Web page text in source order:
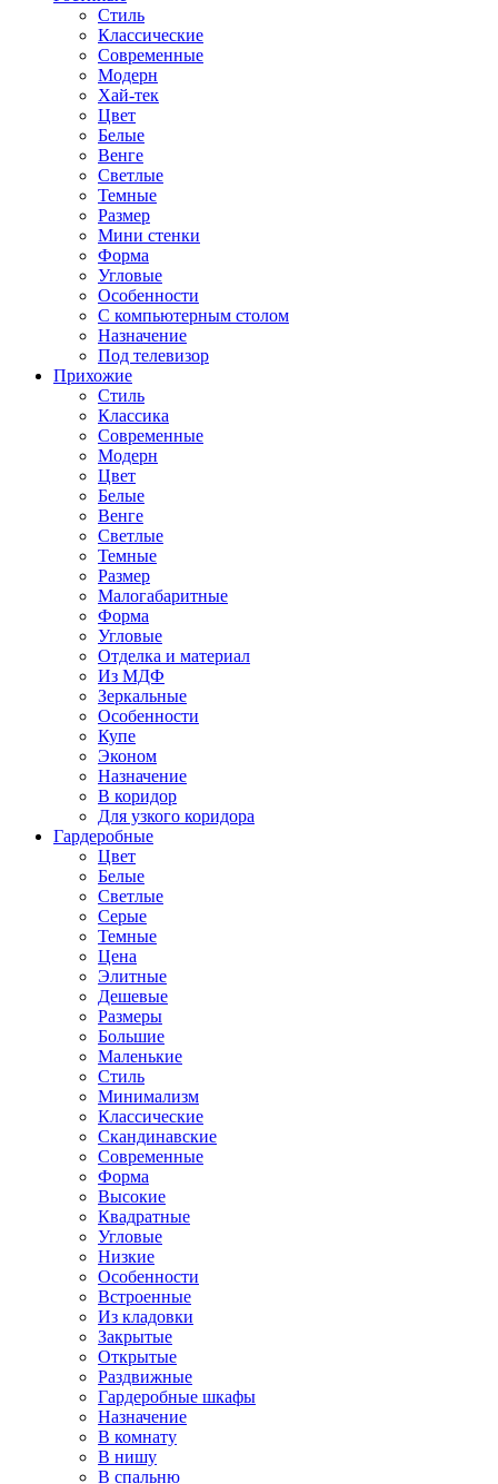
Стиль
Классические
Современные
Модерн
Хай-тек
Цвет
Белые
Венге
Светлые
Темные
Размер
Мини стенки
Форма
Угловые
Особенности
С компьютерным столом
Назначение
Под телевизор
Прихожие
Стиль
Классика
Современные
Модерн
Цвет
Белые
Венге
Светлые
Темные
Размер
Малогабаритные
Форма
Угловые
Отделка и материал
Из МДФ
Зеркальные
Особенности
Купе
Эконом
Назначение
В коридор
Для узкого коридора
Гардеробные
Цвет
Белые
Светлые
Серые
Темные
Цена
Элитные
Дешевые
Размеры
Большие
Маленькие
Стиль
Минимализм
Классические
Скандинавские
Современные
Форма
Высокие
Квадратные
Угловые
Низкие
Особенности
Встроенные
Из кладовки
Закрытые
Открытые
Раздвижные
Гардеробные шкафы
Назначение
В комнату
В нишу
В спальню